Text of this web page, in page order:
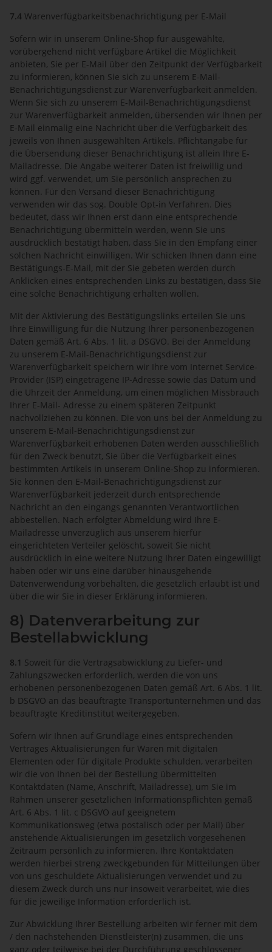
7.4 Warenverfügbarkeitsbenachrichtigung per E-Mail
Sofern wir in unserem Online-Shop für ausgewählte,
vorübergehend nicht verfügbare Artikel die Möglichkeit
anbieten, Sie per E-Mail über den Zeitpunkt der Verfügbarkeit
zu informieren, können Sie sich zu unserem E-Mail-
Benachrichtigungsdienst zur Warenverfügbarkeit anmelden.
Wenn Sie sich zu unserem E-Mail-Benachrichtigungsdienst
zur Warenverfügbarkeit anmelden, übersenden wir Ihnen per
E-Mail einmalig eine Nachricht über die Verfügbarkeit des
jeweils von Ihnen ausgewählten Artikels. Pflichtangabe für
die Übersendung dieser Benachrichtigung ist allein Ihre E-
Mailadresse. Die Angabe weiterer Daten ist freiwillig und
wird ggf. verwendet, um Sie persönlich ansprechen zu
können. Für den Versand dieser Benachrichtigung
verwenden wir das sog. Double Opt-in Verfahren. Dies
bedeutet, dass wir Ihnen erst dann eine entsprechende
Benachrichtigung übermitteln werden, wenn Sie uns
ausdrücklich bestätigt haben, dass Sie in den Empfang einer
solchen Nachricht einwilligen. Wir schicken Ihnen dann eine
Bestätigungs-E-Mail, mit der Sie gebeten werden durch
Anklicken eines entsprechenden Links zu bestätigen, dass Sie
eine solche Benachrichtigung erhalten wollen.
Mit der Aktivierung des Bestätigungslinks erteilen Sie uns
Ihre Einwilligung für die Nutzung Ihrer personenbezogenen
Daten gemäß Art. 6 Abs. 1 lit. a DSGVO. Bei der Anmeldung
zu unserem E-Mail-Benachrichtigungsdienst zur
Warenverfügbarkeit speichern wir Ihre vom Internet Service-
Provider (ISP) eingetragene IP-Adresse sowie das Datum und
die Uhrzeit der Anmeldung, um einen möglichen Missbrauch
Ihrer E-Mail- Adresse zu einem späteren Zeitpunkt
nachvollziehen zu können. Die von uns bei der Anmeldung zu
unserem E-Mail-Benachrichtigungsdienst zur
Warenverfügbarkeit erhobenen Daten werden ausschließlich
für den Zweck benutzt, Sie über die Verfügbarkeit eines
bestimmten Artikels in unserem Online-Shop zu informieren.
Sie können den E-Mail-Benachrichtigungsdienst zur
Warenverfügbarkeit jederzeit durch entsprechende
Nachricht an den eingangs genannten Verantwortlichen
abbestellen. Nach erfolgter Abmeldung wird Ihre E-
Mailadresse unverzüglich aus unserem hierfür
eingerichteten Verteiler gelöscht, soweit Sie nicht
ausdrücklich in eine weitere Nutzung Ihrer Daten eingewilligt
haben oder wir uns eine darüber hinausgehende
Datenverwendung vorbehalten, die gesetzlich erlaubt ist und
über die wir Sie in dieser Erklärung informieren.
8) Datenverarbeitung zur
Bestellabwicklung
8.1 Soweit für die Vertragsabwicklung zu Liefer- und
Zahlungszwecken erforderlich, werden die von uns
erhobenen personenbezogenen Daten gemäß Art. 6 Abs. 1 lit.
b DSGVO an das beauftragte Transportunternehmen und das
beauftragte Kreditinstitut weitergegeben.
Sofern wir Ihnen auf Grundlage eines entsprechenden
Vertrages Aktualisierungen für Waren mit digitalen
Elementen oder für digitale Produkte schulden, verarbeiten
wir die von Ihnen bei der Bestellung übermittelten
Kontaktdaten (Name, Anschrift, Mailadresse), um Sie im
Rahmen unserer gesetzlichen Informationspflichten gemäß
Art. 6 Abs. 1 lit. c DSGVO auf geeignetem
Kommunikationsweg (etwa postalisch oder per Mail) über
anstehende Aktualisierungen im gesetzlich vorgesehenen
Zeitraum persönlich zu informieren. Ihre Kontaktdaten
werden hierbei streng zweckgebunden für Mitteilungen über
von uns geschuldete Aktualisierungen verwendet und zu
diesem Zweck durch uns nur insoweit verarbeitet, wie dies
für die jeweilige Information erforderlich ist.
Zur Abwicklung Ihrer Bestellung arbeiten wir ferner mit dem
/ den nachstehenden Dienstleister(n) zusammen, die uns
ganz oder teilweise bei der Durchführung geschlossener